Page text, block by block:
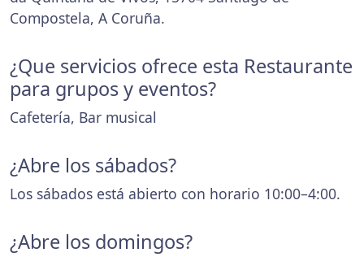
Compostela, A Coruña.
¿Que servicios ofrece esta Restaurante
para grupos y eventos?
Cafetería, Bar musical
¿Abre los sábados?
Los sábados está abierto con horario 10:00–4:00.
¿Abre los domingos?